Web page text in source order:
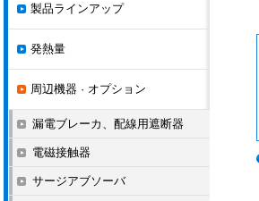
製品ラインアップ
発熱量
周辺機器 · オプション
漏電ブレーカ、配線用遮断器
電磁接触器
サージアブソーバ